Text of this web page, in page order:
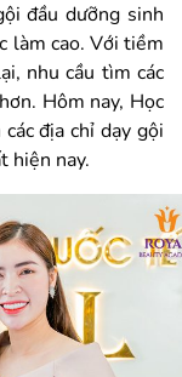
đầu dưỡng sinh
làm cao. Với tiềm
nhu cầu tìm các
Hôm nay, Học
địa chỉ dạy gội
hiện nay.